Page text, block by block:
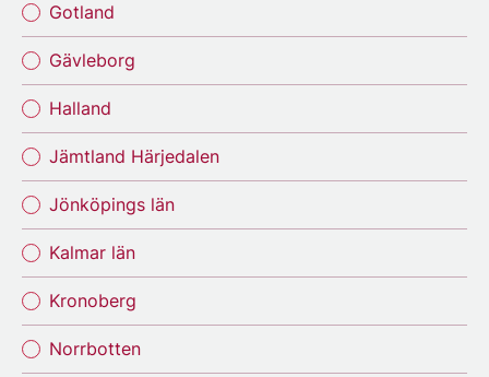
Gotland
Gävleborg
Halland
Jämtland Härjedalen
Jönköpings län
Kalmar län
Kronoberg
Norrbotten